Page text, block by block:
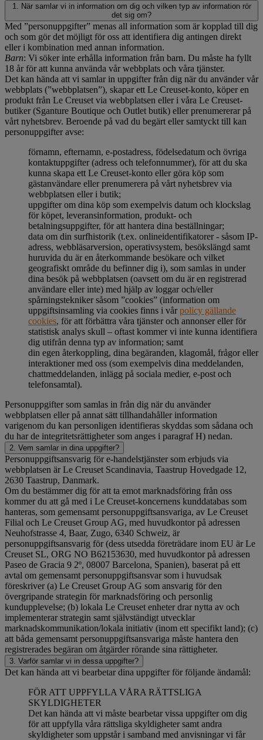
1. När samlar vi in information om dig och vilken typ av information rör
det sig om?
Med ”personuppgifter” menas all information som är kopplad till dig
och som gör det möjligt för oss att identifiera dig antingen direkt
eller i kombination med annan information.
Barn: Vi söker inte erhålla information från barn. Du måste ha fyllt
18 år för att kunna använda vår webbplats och våra tjänster.
Det kan hända att vi samlar in uppgifter från dig när du använder vår
webbplats (”webbplatsen”), skapar ett Le Creuset-konto, köper en
produkt från Le Creuset via webbplatsen eller i våra Le Creuset-
butiker (Sganture Boutique och Outlet butik) eller prenumererar på
vårt nyhetsbrev. Beroende på vad du begärt eller samtyckt till kan
personuppgifter avse:
förnamn, efternamn, e-postadress, födelsedatum och övriga
kontaktuppgifter (adress och telefonnummer), för att du ska
kunna skapa ett Le Creuset-konto eller göra köp som
gästanvändare eller prenumerera på vårt nyhetsbrev via
webbplatsen eller i butik;
uppgifter om dina köp som exempelvis datum och klockslag
för köpet, leveransinformation, produkt- och
betalningsuppgifter, för att hantera dina beställningar;
data om din surfhistorik (t.ex. onlineidentifikatorer - såsom IP-
adress, webbläsarversion, operativsystem, besökslängd samt
huruvida du är en återkommande besökare och vilket
geografiskt område du befinner dig i), som samlas in under
dina besök på webbplatsen (oavsett om du är en registrerad
användare eller inte) med hjälp av loggar och/eller
spårningstekniker såsom ”cookies” (information om
uppgiftsinsamling via cookies finns i vårpolicy gällande
cookies, för att förbättra våra tjänster och annonser eller för
statistisk analys skull – oftast kommer vi inte kunna identifiera
dig utifrån denna typ av information; samt
din egen återkoppling, dina begäranden, klagomål, frågor eller
interaktioner med oss (som exempelvis dina meddelanden,
chattmeddelanden, inlägg på sociala medier, e-post och
telefonsamtal).
Personuppgifter som samlas in från dig när du använder
webbplatsen eller på annat sätt tillhandahåller information
varigenom du kan personligen identifieras skyddas som sådana och
du har de integritetsrättigheter som anges i paragraf H) nedan.
2. Vem samlar in dina uppgifter?
Personuppgiftsansvarig för e-handelstjänster som erbjuds via
webbplatsen är Le Creuset Scandinavia, Taastrup Hovedgade 12,
2630 Taastrup, Danmark.
Om du bestämmer dig för att ta emot marknadsföring från oss
kommer du att gå med i Le Creuset-koncernens kunddatabas som
hanteras, som gemensamt personuppgiftsansvariga, av Le Creuset
Filial och Le Creuset Group AG, med huvudkontor på adressen
Neuhofstrasse 4, Baar, Zugo, 6340 Schweiz, är
personuppgiftsansvarig för (dess utsedda företrädare inom EU är Le
Creuset SL, ORG NO B62153630, med huvudkontor på adressen
Paseo de Gracia 9 2º, 08007 Barcelona, Spanien), baserat på ett
avtal om gemensamt personuppgiftsansvar som i huvudsak
föreskriver (a) Le Creuset Group AG som ansvarig för den
övergripande strategin för marknadsföring och personlig
kundupplevelse; (b) lokala Le Creuset enheter drar nytta av och
implementerar strategin samt självständigt utvecklar
marknadskommunikation/lokala initiativ (inom ett specifikt land); (c)
att båda gemensamt personuppgiftsansvariga måste hantera den
registrerades begäran om åtgärder rörande sina rättigheter.
3. Varför samlar vi in dessa uppgifter?
Det kan hända att vi bearbetar dina uppgifter för följande ändamål:
FÖR ATT UPPFYLLA VÅRA RÄTTSLIGA
SKYLDIGHETER
Det kan hända att vi måste bearbetar vissa uppgifter om dig
för att uppfylla våra rättsliga skyldigheter samt andra
skyldigheter som uppstår i samband med anvisningar vi får